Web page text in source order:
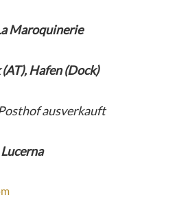
Maroquinerie
Hafen (Dock)
ausverkauft